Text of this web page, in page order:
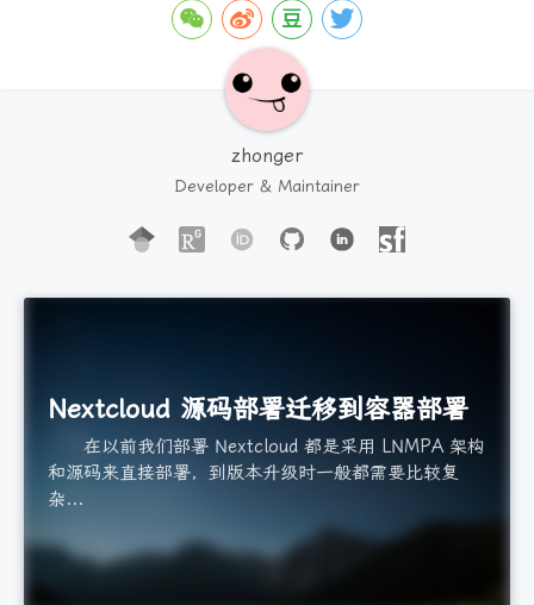
zhonger
Developer & Maintainer
Nextcloud 源码部署迁移到容器部署
在以前我们部署 Nextcloud 都是采用 LNMPA 架构
和源码来直接部署，到版本升级时一般都需要比较复
杂...